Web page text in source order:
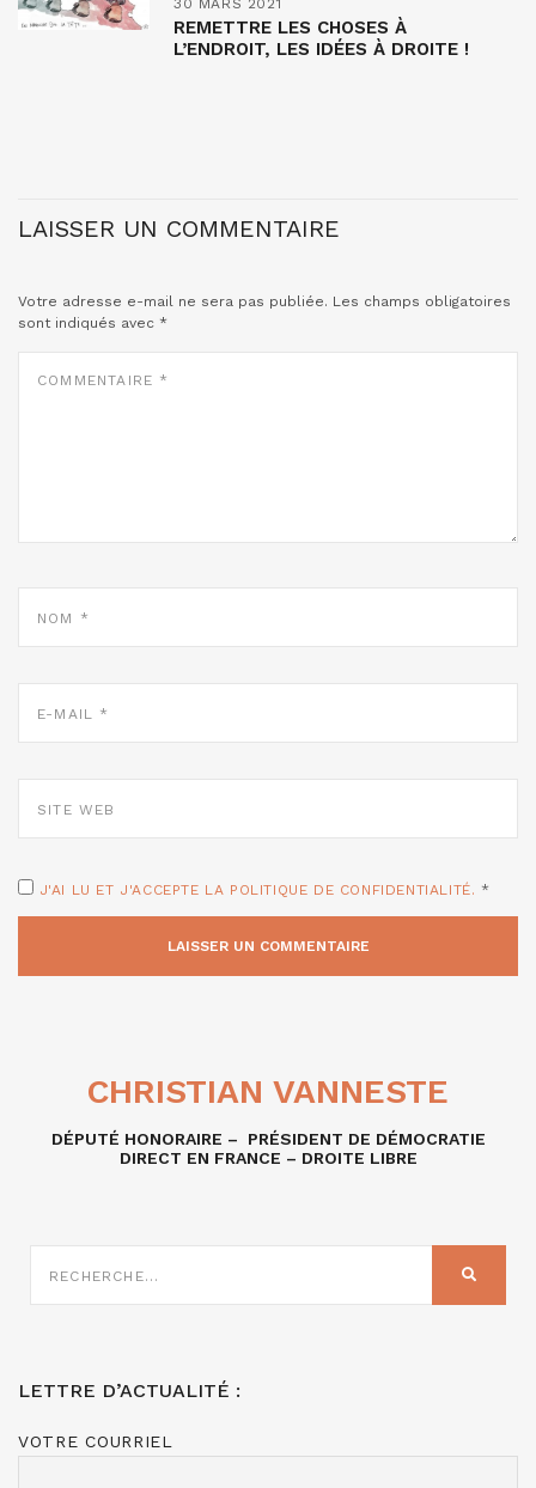
30 MARS 2021
REMETTRE LES CHOSES À
L’ENDROIT, LES IDÉES À DROITE !
LAISSER UN COMMENTAIRE
Votre adresse e-mail ne sera pas publiée. Les champs obligatoires
sont indiqués avec *
MAIL
WEB
J'AI LU ET J'ACCEPTE LA POLITIQUE DE CONFIDENTIALITÉ. *
CHRISTIAN VANNESTE
DÉPUTÉ HONORAIRE – PRÉSIDENT DE DÉMOCRATIE
DIRECT EN FRANCE – DROITE LIBRE
SUR
LETTRE D’ACTUALITÉ :
VOTRE COURRIEL